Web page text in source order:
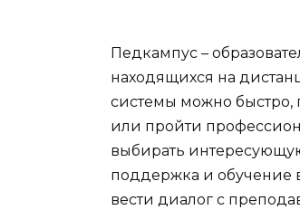
Педкампус –
находящихся на
системы можно
или пройти
выбирать
поддержка и обучение
вести диалог с